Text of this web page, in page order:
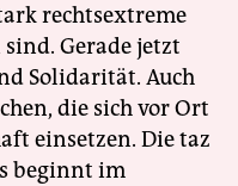
rechtsextreme
Gerade jetzt
Solidarität. Auch
die sich vor Ort
einsetzen. Die taz
beginnt im